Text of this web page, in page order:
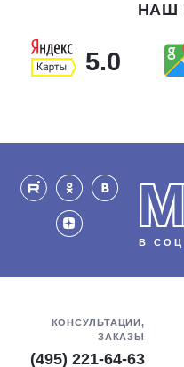
НАШ
5.0
В
КОНСУЛЬТАЦИИ,
ЗАКАЗЫ
(495) 221-64-63